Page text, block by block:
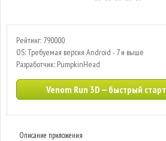
Рейтинг: 790000
OS: Требуемая версия Android - 7 и выше
Разработчик: PumpkinHead
Venom Run 3D — быстрый
Описание приложения